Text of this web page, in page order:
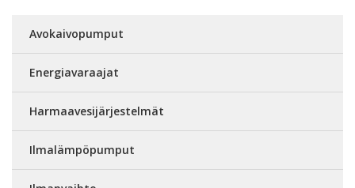
Avokaivopumput
Energiavaraajat
Harmaavesijärjestelmät
Ilmalämpöpumput